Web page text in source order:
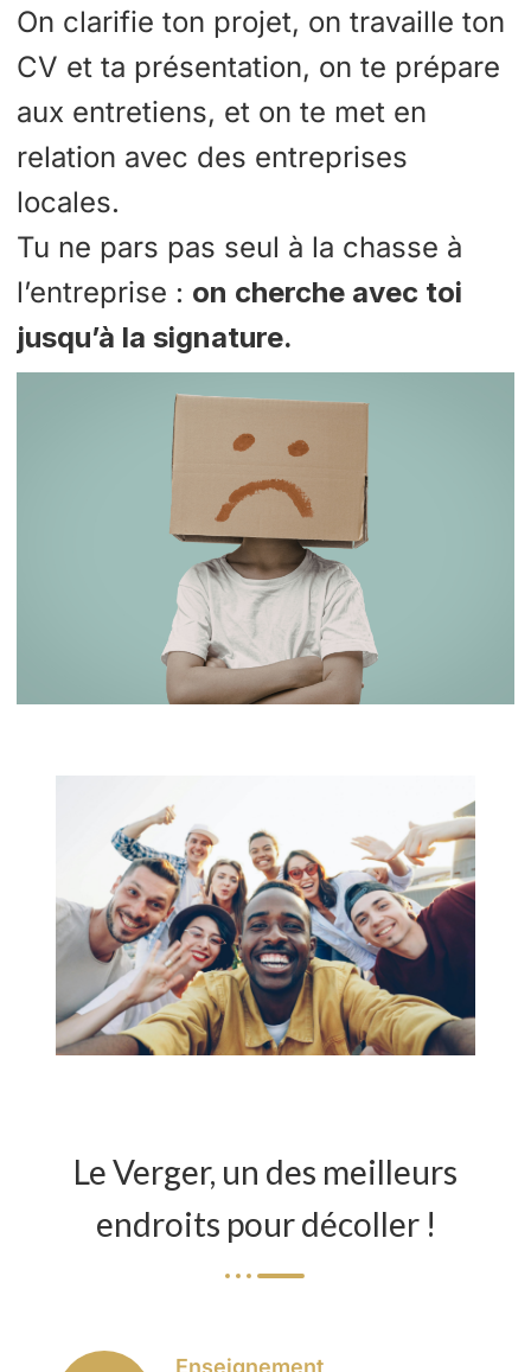
On clarifie ton projet, on travaille ton
CV et ta présentation, on te prépare
aux entretiens, et on te met en
relation avec des entreprises
locales.
Tu ne pars pas seul à la chasse à
l’entreprise : on cherche avec toi
jusqu’à la signature.
Le Verger, un des meilleurs
endroits pour décoller !